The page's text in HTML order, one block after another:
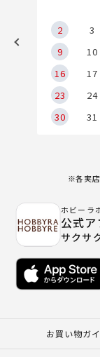
2
3
9
10
16
17
23
24
30
31
※各実
ホビーラ
公式ア
サクサ
お買い物ガ